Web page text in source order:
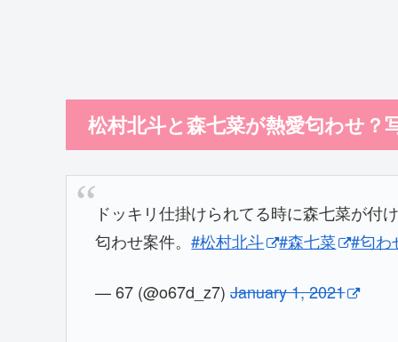
松村北斗と森七菜が熱愛匂わせ？
ドッキリ仕掛けられてる時に森七菜が付
匂わせ案件。#松村北斗 #森七菜 #匂わ
— 67 (@o67d_z7)January 1, 2021